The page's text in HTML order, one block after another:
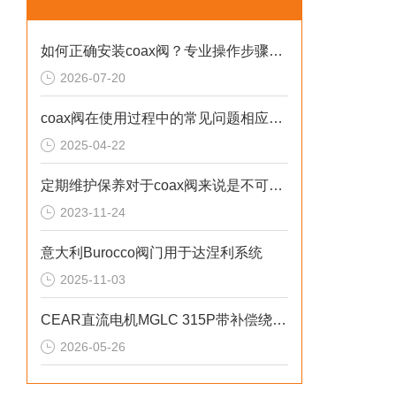
如何正确安装coax阀？专业操作步骤与注意事项全解析
2026-07-20
coax阀在使用过程中的常见问题相应解决方法分享
2025-04-22
定期维护保养对于coax阀来说是不可少的
2023-11-24
意大利Burocco阀门用于达涅利系统
2025-11-03
CEAR直流电机MGLC 315P带补偿绕组特性
2026-05-26